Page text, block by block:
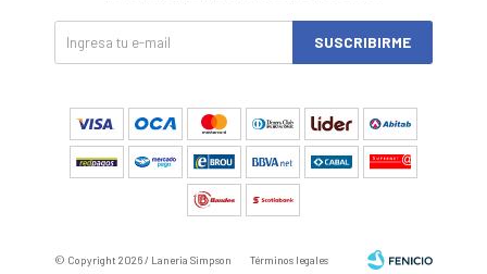
SUSCRIBIRME
© Copyright 2026 / Laneria Simpson Términos legales